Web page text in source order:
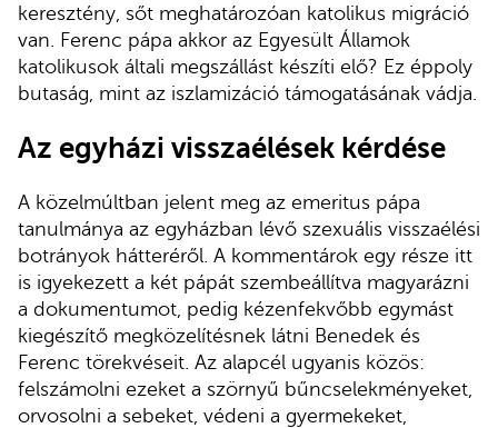
keresztény, sőt meghatározóan katolikus migráció
van. Ferenc pápa akkor az Egyesült Államok
katolikusok általi megszállást készíti elő? Ez éppoly
butaság, mint az iszlamizáció támogatásának vádja.
Az egyházi visszaélések kérdése
A közelmúltban jelent meg az emeritus pápa
tanulmánya az egyházban lévő szexuális visszaélési
botrányok hátteréről. A kommentárok egy része itt
is igyekezett a két pápát szembeállítva magyarázni
a dokumentumot, pedig kézenfekvőbb egymást
kiegészítő megközelítésnek látni Benedek és
Ferenc törekvéseit. Az alapcél ugyanis közös:
felszámolni ezeket a szörnyű bűncselekményeket,
orvosolni a sebeket, védeni a gyermekeket,